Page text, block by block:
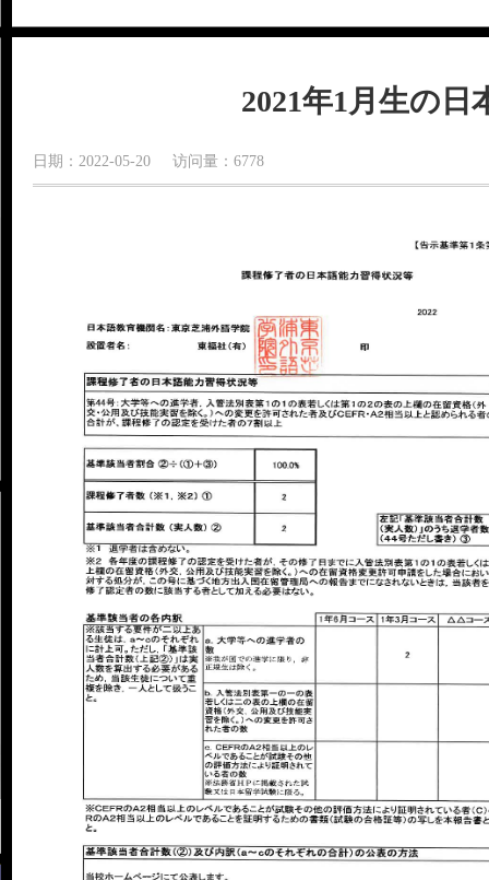
2021年1月生の日
日期：2022-05-20 访问量：6778